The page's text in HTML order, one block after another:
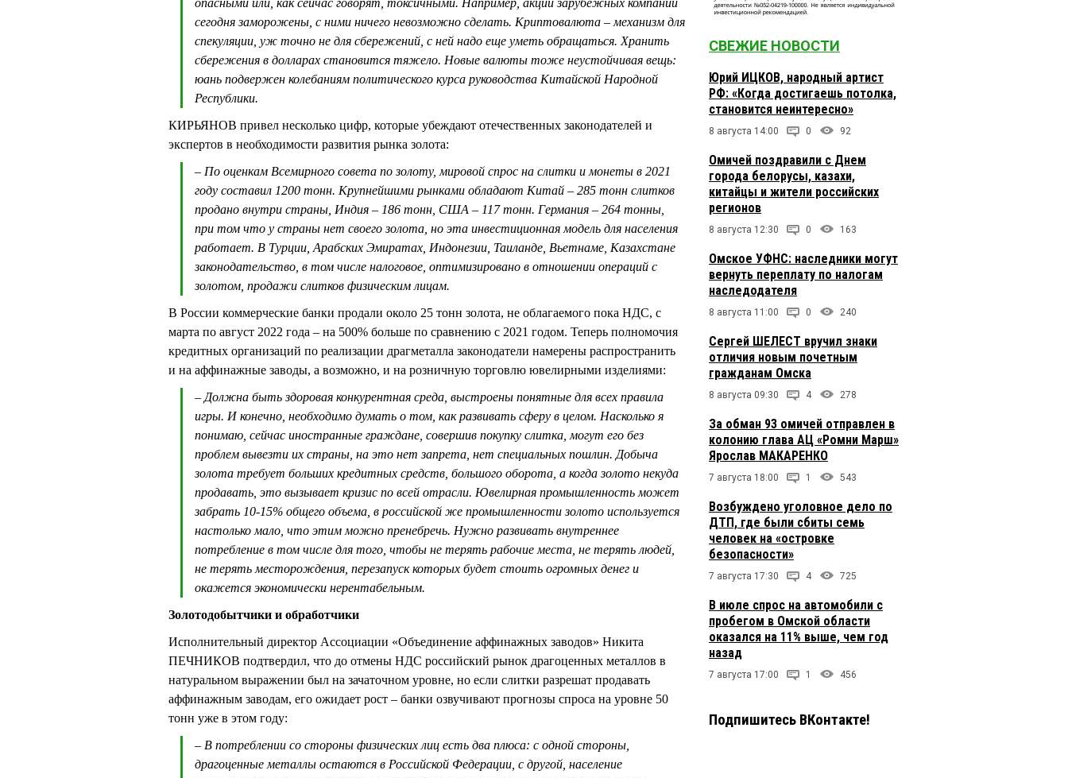
сегодня заморожены, с ними ничего невозможно сделать. Криптовалюта – механизм для
спекуляции, уж точно не для сбережений, с ней надо еще уметь обращаться. Хранить
сбережения в долларах становится тяжело. Новые валюты тоже неустойчивая вещь:
юань подвержен колебаниям политического курса руководства Китайской Народной
Республики.
КИРЬЯНОВ привел несколько цифр, которые убеждают отечественных законодателей и
экспертов в необходимости развития рынка золота:
– По оценкам Всемирного совета по золоту, мировой спрос на слитки и монеты в 2021
году составил 1200 тонн. Крупнейшими рынками обладают Китай – 285 тонн слитков
продано внутри страны, Индия – 186 тонн, США – 117 тонн. Германия – 264 тонны,
при том что у страны нет своего золота, но эта инвестиционная модель для населения
работает. В Турции, Арабских Эмиратах, Индонезии, Таиланде, Вьетнаме, Казахстане
законодательство, в том числе налоговое, оптимизировано в отношении операций с
золотом, продажи слитков физическим лицам.
В России коммерческие банки продали около 25 тонн золота, не облагаемого пока НДС, с
марта по август 2022 года – на 500% больше по сравнению с 2021 годом. Теперь полномочия
кредитных организаций по реализации драгметалла законодатели намерены распространить
и на аффинажные заводы, а возможно, и на розничную торговлю ювелирными изделиями:
– Должна быть здоровая конкурентная среда, выстроены понятные для всех правила
игры. И конечно, необходимо думать о том, как развивать сферу в целом. Насколько я
понимаю, сейчас иностранные граждане, совершив покупку слитка, могут его без
проблем вывезти их страны, на это нет запрета, нет специальных пошлин. Добыча
золота требует больших кредитных средств, большого оборота, а когда золото некуда
продавать, это вызывает кризис по всей отрасли. Ювелирная промышленность может
забрать 10-15% общего объема, в российской же промышленности золото используется
настолько мало, что этим можно пренебречь. Нужно развивать внутреннее
потребление в том числе для того, чтобы не терять рабочие места, не терять людей,
не терять месторождения, перезапуск которых будет стоить огромных денег и
окажется экономически нерентабельным.
Золотодобытчики и обработчики
Исполнительный директор Ассоциации «Объединение аффинажных заводов» Никита
ПЕЧНИКОВ подтвердил, что до отмены НДС российский рынок драгоценных металлов в
натуральном выражении был на зачаточном уровне, но если слитки разрешат продавать
аффинажным заводам, его ожидает рост – банки озвучивают прогнозы спроса на уровне 50
тонн уже в этом году:
– В потреблении со стороны физических лиц есть два плюса: с одной стороны,
драгоценные металлы остаются в Российской Федерации, с другой, население
СВЕЖИЕ НОВОСТИ
Юрий ИЦКОВ, народный артист
РФ: «Когда достигаешь потолка,
становится неинтересно»
8 августа 14:00 0 92
Омичей поздравили с Днем
города белорусы, казахи,
китайцы и жители российских
регионов
8 августа 12:30 0 163
Омское УФНС: наследники могут
вернуть переплату по налогам
наследодателя
8 августа 11:00 0 240
Сергей ШЕЛЕСТ вручил знаки
отличия новым почетным
гражданам Омска
8 августа 09:30 4 278
За обман 93 омичей отправлен в
колонию глава АЦ «Ромни Марш»
Ярослав МАКАРЕНКО
7 августа 18:00 1 543
Возбуждено уголовное дело по
ДТП, где были сбиты семь
человек на «островке
безопасности»
7 августа 17:30 4 725
В июле спрос на автомобили с
пробегом в Омской области
оказался на 11% выше, чем год
назад
7 августа 17:00 1 456
Подпишитесь ВКонтакте!